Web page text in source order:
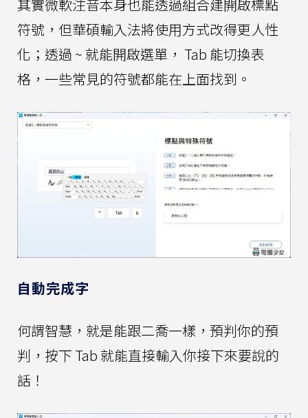
其實微軟注音本身也能透過組合建開啟標點
符號，但華碩輸入法將使用方式改得更人性
化；透過 ~ 就能開啟選單， Tab 能切換表
格，一些常見的符號都能在上面找到。
自動完成字
何謂智慧，就是能跟二喬一樣，預判你的預
判，按下 Tab 就能直接輸入你接下來要說的
話！